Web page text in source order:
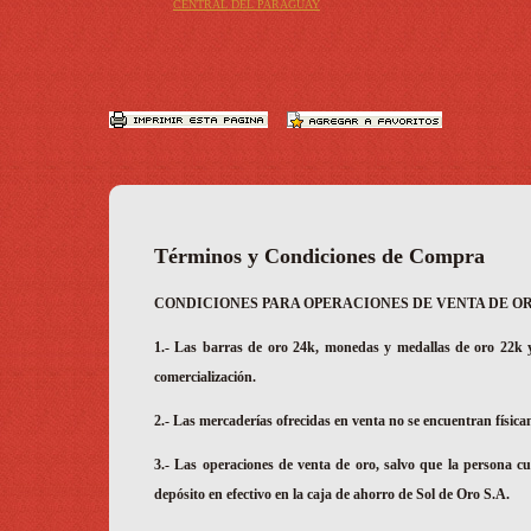
CENTRAL DEL PARAGUAY